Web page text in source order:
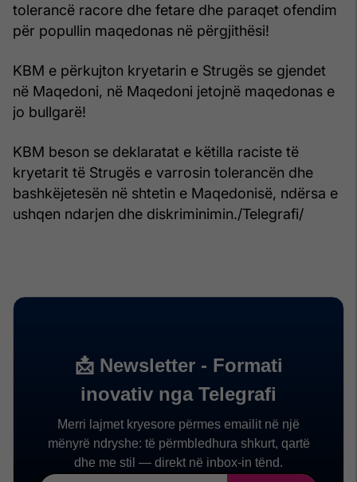
tolerancë racore dhe fetare dhe paraqet ofendim
për popullin maqedonas në përgjithësi!
KBM e përkujton kryetarin e Strugës se gjendet
në Maqedoni, në Maqedoni jetojnë maqedonas e
jo bullgarë!
KBM beson se deklaratat e këtilla raciste të
kryetarit të Strugës e varrosin tolerancën dhe
bashkëjetesën në shtetin e Maqedonisë, ndërsa e
ushqen ndarjen dhe diskriminimin./Telegrafi/